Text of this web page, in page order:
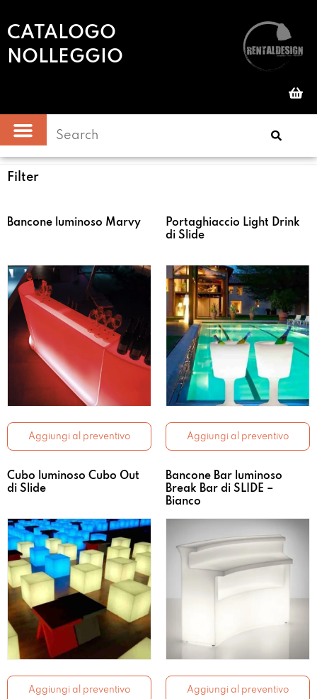
CATALOGO
NOLLEGGIO
Filter
Bancone luminoso Marvy
Aggiungi al preventivo
Portaghiaccio Light Drink
di Slide
Aggiungi al preventivo
Cubo luminoso Cubo Out
di Slide
Aggiungi al preventivo
Bancone Bar luminoso
Break Bar di SLIDE –
Bianco
Aggiungi al preventivo